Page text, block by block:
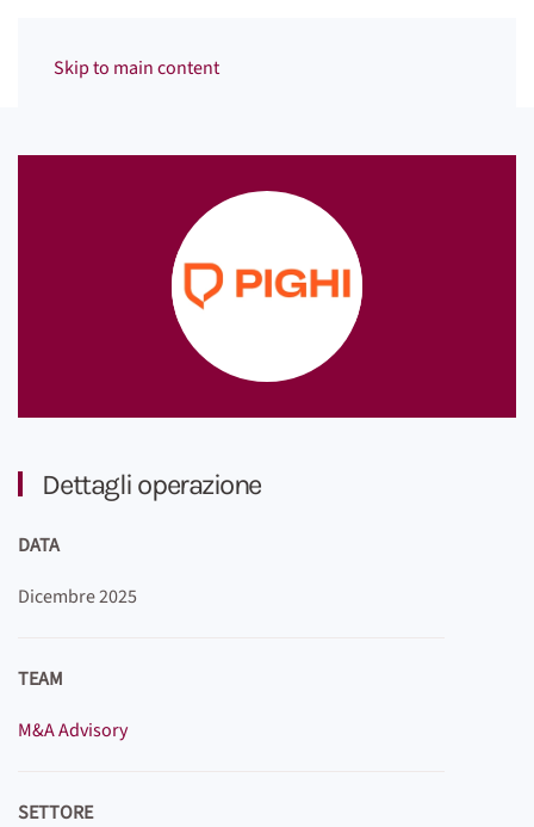
Skip to main content
Dettagli operazione
DATA
Dicembre 2025
TEAM
M&A Advisory
SETTORE